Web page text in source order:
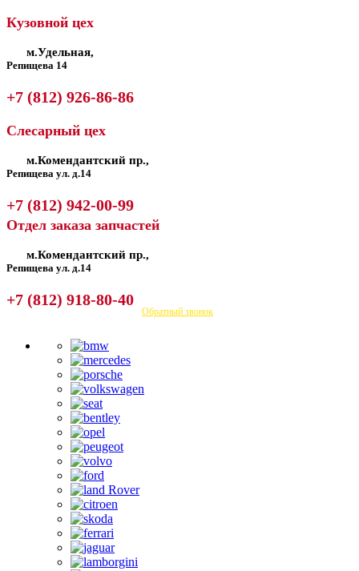
Кузовной цех
м.Удельная,
Репищева 14
+7 (812) 926-86-86
Слесарный цех
м.Комендантский пр.,
Репищева ул. д.14
+7 (812) 942-00-99
Отдел заказа запчастей
м.Комендантский пр.,
Репищева ул. д.14
+7 (812) 918-80-40
Посмотреть на карте Обратный звонок